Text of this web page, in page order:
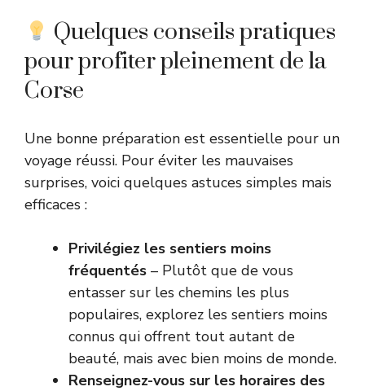
Quelques conseils pratiques
pour profiter pleinement de la
Corse
Une bonne préparation est essentielle pour un
voyage réussi. Pour éviter les mauvaises
surprises, voici quelques astuces simples mais
efficaces :
Privilégiez les sentiers moins
fréquentés – Plutôt que de vous
entasser sur les chemins les plus
populaires, explorez les sentiers moins
connus qui offrent tout autant de
beauté, mais avec bien moins de monde.
Renseignez-vous sur les horaires des